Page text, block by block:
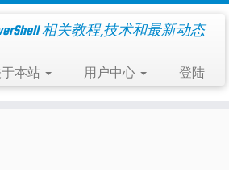
相关教程,技术和最新动态
本站 用户中心 登陆